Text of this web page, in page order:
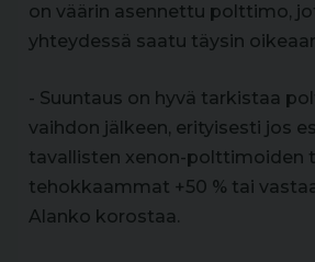
on väärin asennettu polttimo,
yhteydessä saatu täysin
- Suuntaus on hyvä tarkistaa
vaihdon jälkeen, erityisesti jos
tavallisten xenon-polttimoiden
tehokkaammat +50 % tai
Alanko korostaa.